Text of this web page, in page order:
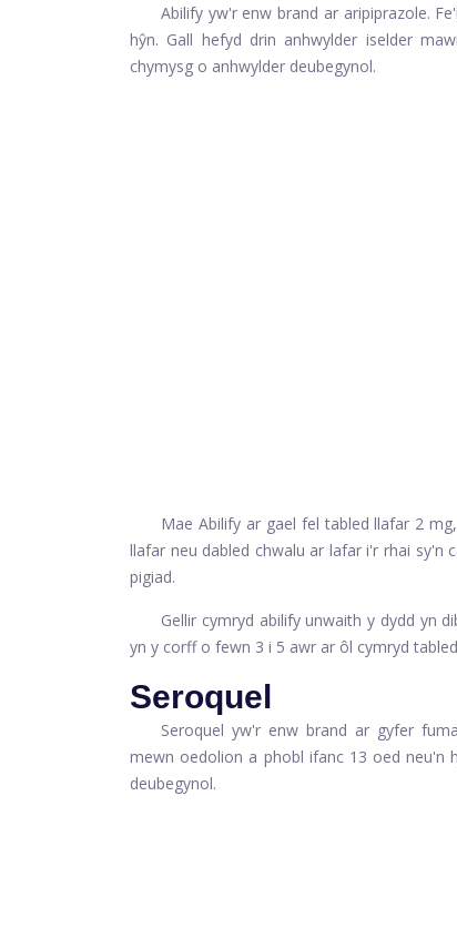
Abilify yw'r enw brand ar aripiprazole.
hŷn. Gall hefyd drin anhwylder iselder
chymysg o anhwylder deubegynol.
Mae Abilify ar gael fel tabled llafar 2
llafar neu dabled chwalu ar lafar i'r rhai sy'n
pigiad.
Gellir cymryd abilify unwaith y dydd yn
yn y corff o fewn 3 i 5 awr ar ôl cymryd
Seroquel
Seroquel yw'r enw brand ar gyfer
mewn oedolion a phobl ifanc 13 oed neu'n
deubegynol.